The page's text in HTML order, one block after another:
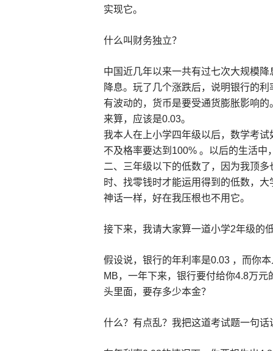
实现它。
什么叫财务独立？
中国近几年以来一共有过七次大规模
降息。玩了几个涨跌后，说明银行的
有波动的，货币是要受通货膨胀影响
来算，应该是0.03。
我本人在上小学四年级以后，数学考
不及格率要达到100% 。以后的生活中
二、三年级以下的低数了，因为我顶
时、找零钱时才能运用得到的低数，
神话一样，好在我压根也不用它。
接下来，我请大家算一道小学2年级的
假设说，银行的年利率是0.03 ，而你
MB，一年下来，银行要付给你4.8万
头里面，要存多少本金？
什么？有点乱？我把这道考试题一句话